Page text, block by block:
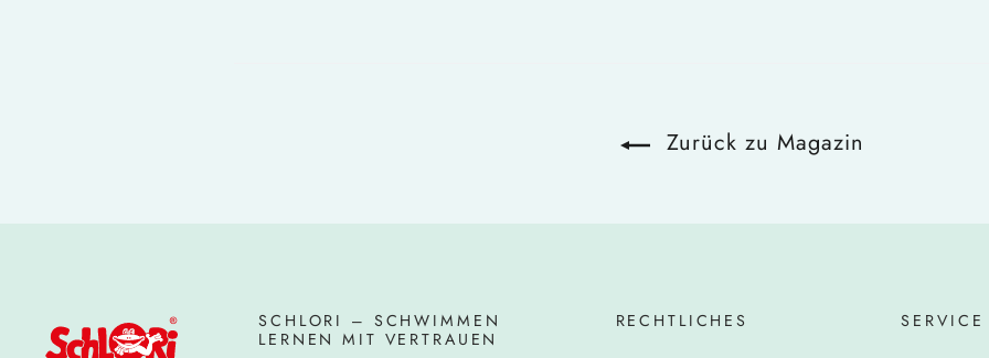
Zurück zu Magazin
SCHLORI – SCHWIMMEN
LERNEN MIT VERTRAUEN
RECHTLICHES